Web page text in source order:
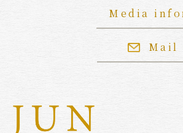
Mail
Media